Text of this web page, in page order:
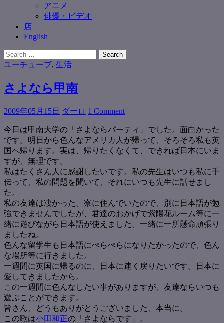
アニメ
俳優・ビデオ
店
English
Search
for:
ユーチューブ, 生活
さよなら甲南
2009年05月15日 ダーロ 1 Comment
今日は甲南大学の「さよならパーティ」でした。面白かった
です。明日から色んなアメリカ人が帰って、そろそろ私も英
国へ帰ります。実は、帰りたくなくて、できれば日本にいま
すが、無理です。
私はたくさん人に感謝したいです。私の先生はいつも私に手
伝って、私の問題を聞いて、それにいつも先生に話せまし
た。
私の友達は凄かった。寮に住んでいたので、別に日本語が勉
強できませんでしたが、君達のおかげで紫陽花ルーム等に一
緒に遊びながら日本語が使えました。一緒に一所懸命頑張り
ましたね。
色んな留学生も日本語にぺらぺらになりたかったので、色ん
な場所等に行きました。
一週間に英国に帰るのに、日本に速く戻りたいです。日本に
愛してきましたから。
この一週間に色んなしたい事がありますが、友達ならいつも
遊ぶことができます。
皆さん、どうもありがとうございました、本当に。
この歌は小田和正の「さよならです」。